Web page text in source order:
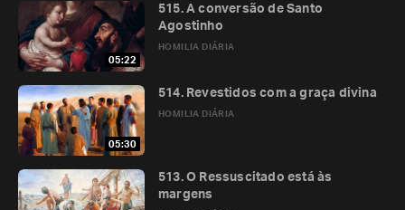
05:22
HOMILIA DIÁRIA
515. A conversão de Santo
Agostinho
05:30
HOMILIA DIÁRIA
514. Revestidos com a graça divina
513. O Ressuscitado está às
margens